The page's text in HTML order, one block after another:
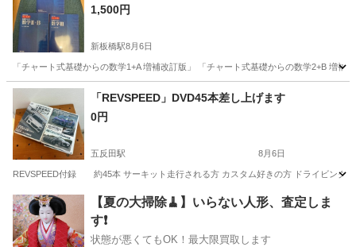
1,500円
新板橋駅8月6日
「チャート式基礎からの数学1+A 増補改訂版」 「チャート式基礎からの数学2+B 増
東京 板橋区 新板橋駅
「REVSPEED」DVD45本差し上げます
0円
五反田駅 8月6日
REVSPEED付録 約45本 サーキット走行される方 カスタム好きの方 ドライビング
東京 品川区 五反田駅 DVD/ブルーレイ
【夏の大掃除🧹】いらない人形、査定しま
す❗️
状態が悪くてもOK！最大限買取します